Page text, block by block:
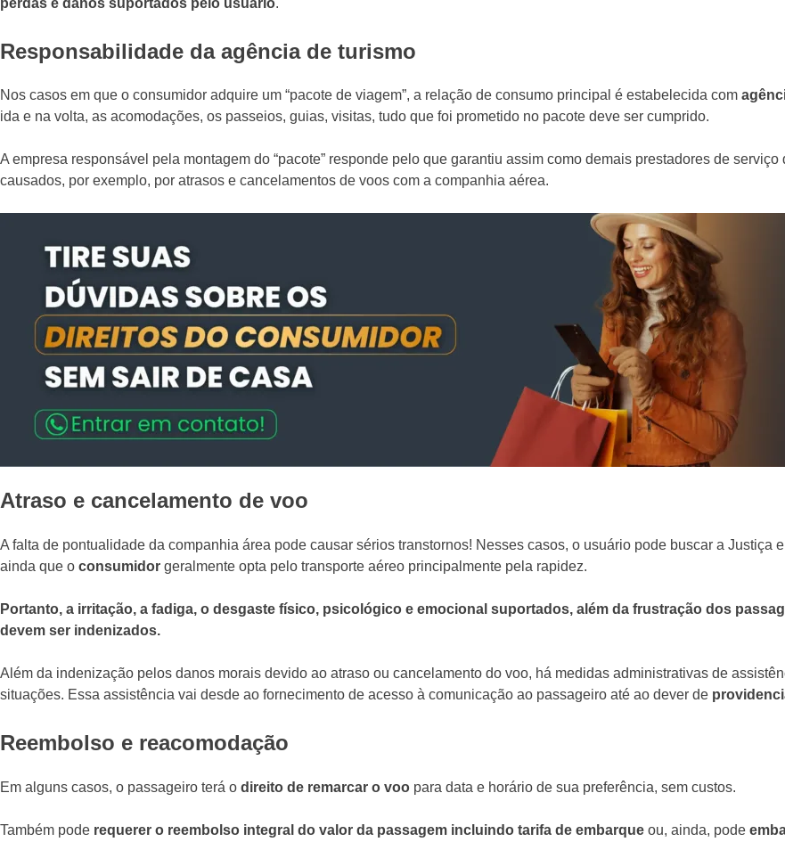
Responsabilidade da agência de turismo
Nos casos em que o consumidor adquire um “pacote de viagem”, a relação de consumo principal é estabelecida com
ida e na volta, as acomodações, os passeios, guias, visitas, tudo que foi prometido no pacote deve ser cumprido.
A empresa responsável pela montagem do “pacote” responde pelo que garantiu assim como demais prestadores de
causados, por exemplo, por atrasos e cancelamentos de voos com a companhia aérea.
Atraso e cancelamento de voo
A falta de pontualidade da companhia área pode causar sérios transtornos! Nesses casos, o usuário pode buscar a Justiça
ainda que o consumidor geralmente opta pelo transporte aéreo principalmente pela rapidez.
Portanto, a irritação, a fadiga, o desgaste físico, psicológico e emocional suportados, além da frustração dos
devem ser indenizados.
Além da indenização pelos danos morais devido ao atraso ou cancelamento do voo, há medidas administrativas de
situações. Essa assistência vai desde ao fornecimento de acesso à comunicação ao passageiro até ao dever de
Reembolso e reacomodação
Em alguns casos, o passageiro terá o direito de remarcar o voo para data e horário de sua preferência, sem custos.
Também pode requerer o reembolso integral do valor da passagem incluindo tarifa de embarque ou, ainda, pode